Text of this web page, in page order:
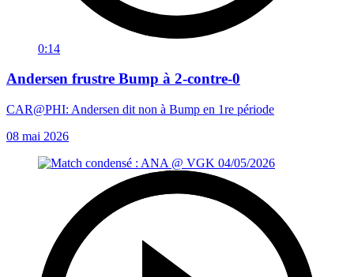
0:14
Andersen frustre Bump à 2-contre-0
CAR@PHI: Andersen dit non à Bump en 1re période
08 mai 2026